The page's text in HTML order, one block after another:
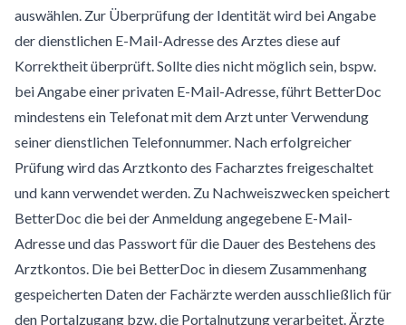
auswählen. Zur Überprüfung der Identität wird bei Angabe
der dienstlichen E-Mail-Adresse des Arztes diese auf
Korrektheit überprüft. Sollte dies nicht möglich sein, bspw.
bei Angabe einer privaten E-Mail-Adresse, führt BetterDoc
mindestens ein Telefonat mit dem Arzt unter Verwendung
seiner dienstlichen Telefonnummer. Nach erfolgreicher
Prüfung wird das Arztkonto des Facharztes freigeschaltet
und kann verwendet werden. Zu Nachweiszwecken speichert
BetterDoc die bei der Anmeldung angegebene E-Mail-
Adresse und das Passwort für die Dauer des Bestehens des
Arztkontos. Die bei BetterDoc in diesem Zusammenhang
gespeicherten Daten der Fachärzte werden ausschließlich für
den Portalzugang bzw. die Portalnutzung verarbeitet. Ärzte